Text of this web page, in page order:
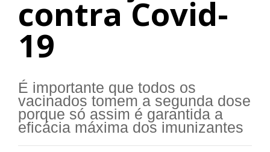
contra Covid-
19
É importante que todos os
vacinados tomem a segunda dose
porque só assim é garantida a
eficácia máxima dos imunizantes